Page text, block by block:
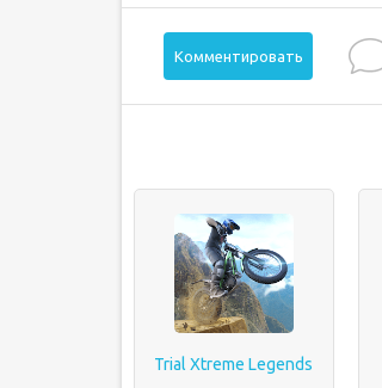
Комментировать
Trial Xtreme Legends